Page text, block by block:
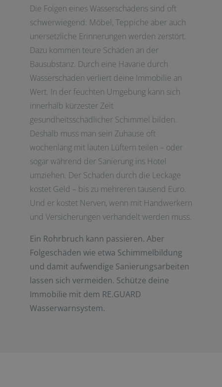
Die Folgen eines Wasserschadens sind oft
schwerwiegend: Möbel, Teppiche aber auch
unersetzliche Erinnerungen werden zerstört.
Dazu kommen teure Schäden an der
Bausubstanz. Durch eine Havarie durch
Wasserschaden verliert deine Immobilie an
Wert. In der feuchten Umgebung kann sich
innerhalb kürzester Zeit
gesundheitsschädlicher Schimmel bilden.
Deshalb muss man sein Zuhause oft
wochenlang mit lauten Lüftern teilen – oder
sogar während der Sanierung ins Hotel
umziehen. Der Schaden durch die Leckage
kostet Geld – bis zu mehreren tausend Euro.
Und er kostet Nerven, wenn mit Handwerkern
und Versicherungen verhandelt werden muss.
Ein Rohrbruch kann passieren. Aber
Folgeschäden wie etwa Schimmelbildung
und damit aufwendige Sanierungsarbeiten
lassen sich vermeiden. Schütze deine
Immobilie mit dem RE.GUARD
Wasserwarnsystem.